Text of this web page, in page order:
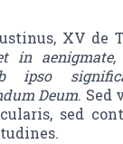
XV de
in
ipso
Deum. Sed
sed